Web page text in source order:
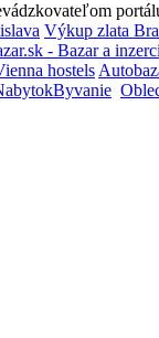
Výkup zlata
- Bazar a
hostels